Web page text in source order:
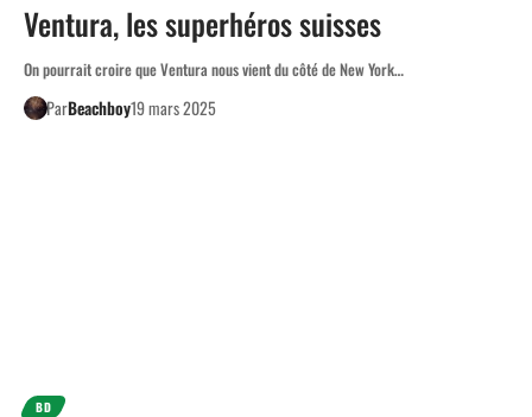
Ventura, les superhéros suisses
On pourrait croire que Ventura nous vient du côté de New York…
ParBeachboy19 mars 2025
BD